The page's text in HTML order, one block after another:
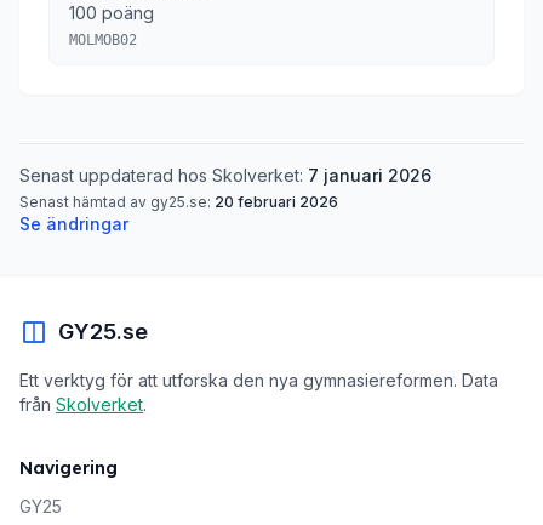
100 poäng
MOLMOB02
Senast uppdaterad hos Skolverket: 7 januari 2026
Senast hämtad av gy25.se: 20 februari 2026
Se ändringar
GY25.se
Ett verktyg för att utforska den nya gymnasiereformen. Data
från Skolverket.
Navigering
GY25